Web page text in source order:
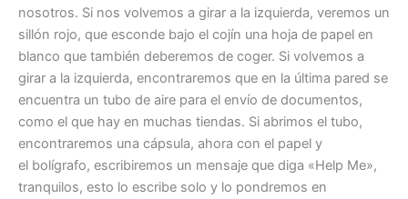
nosotros. Si nos volvemos a girar a la izquierda, veremos un
sillón rojo, que esconde bajo el cojín una hoja de papel en
blanco que también deberemos de coger. Si volvemos a
girar a la izquierda, encontraremos que en la última pared se
encuentra un tubo de aire para el envío de documentos,
como el que hay en muchas tiendas. Si abrimos el tubo,
encontraremos una cápsula, ahora con el papel y
el bolígrafo, escribiremos un mensaje que diga «Help Me»,
tranquilos, esto lo escribe solo y lo pondremos en